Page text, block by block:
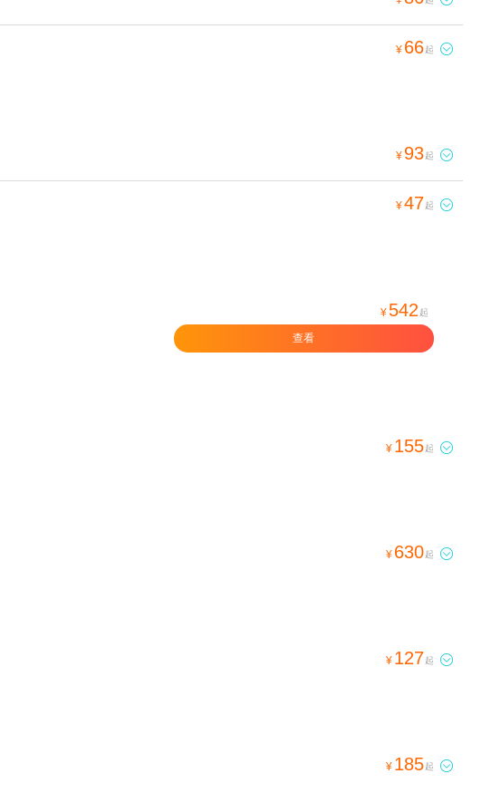
¥ 66起 
¥ 93起 
¥47起 
¥ 542 起
查看
¥ 155起 
¥ 630起 
¥ 127起 
¥ 185起 